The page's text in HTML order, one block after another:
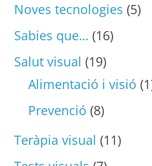
Noves tecnologies (5)
Sabies que… (16)
Salut visual (19)
Alimentació i visió
Prevenció (8)
Teràpia visual (11)